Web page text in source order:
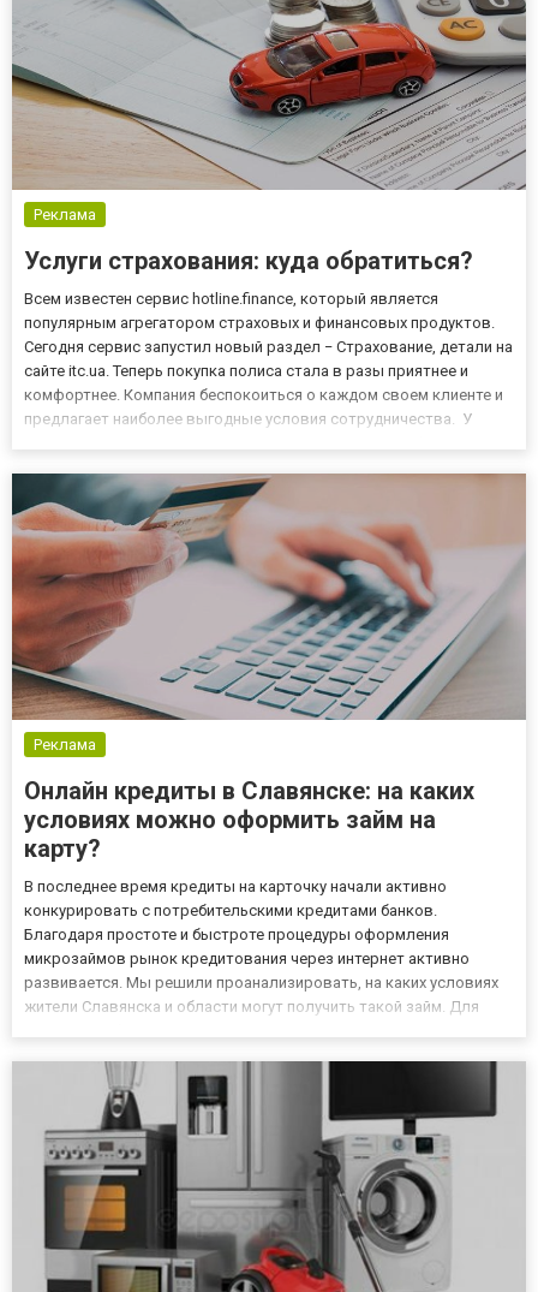
Реклама
Услуги страхования: куда обратиться?
Всем известен сервис hotline.finance, который является
популярным агрегатором страховых и финансовых продуктов.
Сегодня сервис запустил новый раздел − Страхование, детали на
сайте itc.ua. Теперь покупка полиса стала в разы приятнее и
комфортнее. Компания беспокоиться о каждом своем клиенте и
предлагает наиболее выгодные условия сотрудничества. У
Реклама
Онлайн кредиты в Славянске: на каких
условиях можно оформить займ на
карту?
В последнее время кредиты на карточку начали активно
конкурировать с потребительскими кредитами банков.
Благодаря простоте и быстроте процедуры оформления
микрозаймов рынок кредитования через интернет активно
развивается. Мы решили проанализировать, на каких условиях
жители Славянска и области могут получить такой займ. Для
лет работает на рынке финансо...